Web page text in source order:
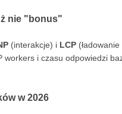
nie "bonus"
(interakcje) i LCP
i czasu odpowiedzi
w 2026